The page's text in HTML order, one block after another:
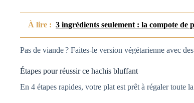
À lire : 3 ingrédients seulement : la compote de
Pas de viande ? Faites-le version végétarienne avec
Étapes pour réussir ce hachis bluffant
En 4 étapes rapides, votre plat est prêt à régaler toute